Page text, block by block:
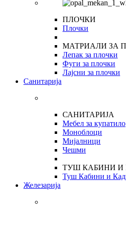
ПЛОЧКИ
Плочки
МАТРИАЛИ ЗА
Лепак за плочки
Фуги за плочки
Лајсни за плочки
Санитарија
САНИТАРИЈА
Мебел за купатило
Моноблоци
Мијалници
Чешми
ТУШ КАБИНИ И
Туш Кабини и
Железарија